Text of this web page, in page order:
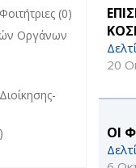
20
OI
filter
(0)
Οργάνων